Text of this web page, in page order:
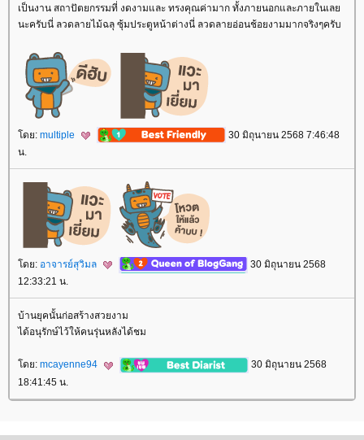
เป็นงาน สถาปัตยกรรมที่ งดงามและ ทรงคุณค่ามาก ทั้งภายนอกและภายในเล
นะครับนี่ ลวดลายไม้ฉลุ ซุ้มประตูหน้าต่างนี่ ลวดลายอ่อนช้อยงามมากจริงๆครับ
ดย: multiple
30 มิถุนายน 2568 7:46:48
น.
ดย: อาจารย์สุวิมล
30 มิถุนายน 2568
12:33:21 น.
บ้านยุคนั้นก่อสร้างสวยงาม
ได้อนุรักษ์ไว้ให้คนรุ่นหลังได้ชม
ดย: mcayenne94
30 มิถุนายน 2568
18:41:45 น.